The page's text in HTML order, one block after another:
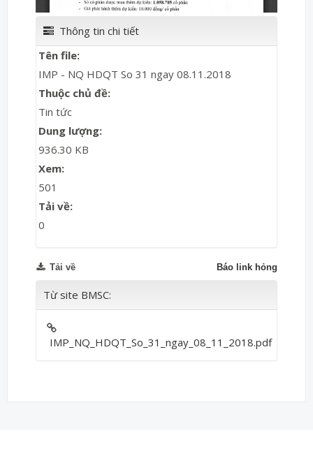
Thông tin chi tiết
Tên file:
IMP - NQ HDQT So 31 ngay 08.11.2018
Thuộc chủ đề:
Tin tức
Dung lượng:
936.30 KB
Xem:
501
Tải về:
0
Báo link hỏng
Tải về
Từ site BMSC:
IMP_NQ_HDQT_So_31_ngay_08_11_2018.pdf